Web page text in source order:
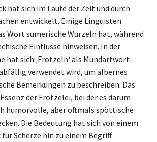
hat sich im Laufe der Zeit und durch
entwickelt. Einige Linguisten
Wort sumerische Wurzeln hat, während
Einflüsse hinweisen. In der
hat sich ‚Frotzeln‘ als Mundartwort
verwendet wird, um albernes
Bemerkungen zu beschreiben. Das
der Frotzelei, bei der es darum
humorvolle, aber oftmals spöttische
Die Bedeutung hat sich von einem
Scherze hin zu einem Begriff